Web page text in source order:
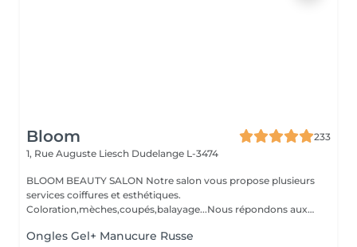
Bloom
233
1, Rue Auguste Liesch Dudelange L-3474
BLOOM BEAUTY SALON Notre salon vous propose plusieurs
services coiffures et esthétiques.
Coloration,mèches,coupés,balayage...Nous répondons aux
Ongles Gel+ Manucure Russe